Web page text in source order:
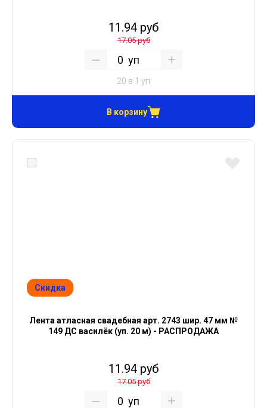
11.94 руб
17.05 руб
уп
20 в 1 уп
В корзину
Скидка
Лента атласная свадебная арт. 2743 шир. 47 мм №
149 ДС василёк (уп. 20 м) - РАСПРОДАЖА
11.94 руб
17.05 руб
уп